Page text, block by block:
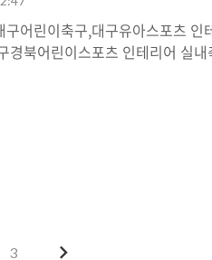
어린이축구,대구유아스포츠 인
경북어린이스포츠 인테리어 실
어상담하세요 ~~ 대구어린이실
인테리어문의 010-8215-2530
3
다